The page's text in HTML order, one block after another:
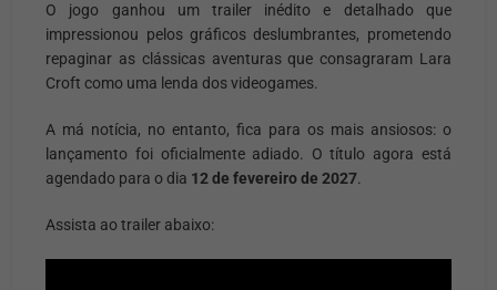
O jogo ganhou um trailer inédito e detalhado que
impressionou pelos gráficos deslumbrantes, prometendo
repaginar as clássicas aventuras que consagraram Lara
Croft como uma lenda dos videogames.
A má notícia, no entanto, fica para os mais ansiosos: o
lançamento foi oficialmente adiado. O título agora está
agendado para o dia 12 de fevereiro de 2027.
Assista ao trailer abaixo: